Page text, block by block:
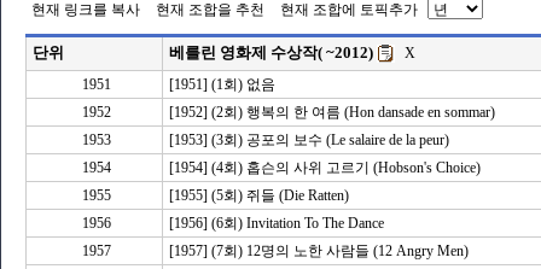
현재 링크를 복사 현재 조합을 추천 현재 조합에 토픽추가
단위 베를린 영화제 수상작( ~2012)
X
1951
[1951] (1회) 없음
1952
[1952] (2회) 행복의 한 여름 (Hon dansade en sommar)
1953
[1953] (3회) 공포의 보수 (Le salaire de la peur)
1954
[1954] (4회) 홉슨의 사위 고르기 (Hobson's Choice)
1955
[1955] (5회) 쥐들 (Die Ratten)
1956
[1956] (6회) Invitation To The Dance
1957
[1957] (7회) 12명의 노한 사람들 (12 Angry Men)